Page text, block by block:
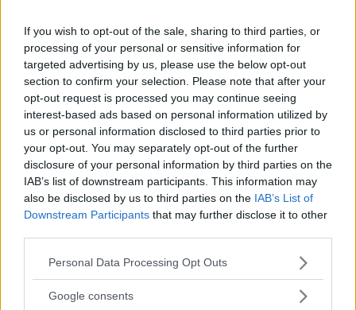
If you wish to opt-out of the sale, sharing to third parties, or
processing of your personal or sensitive information for
targeted advertising by us, please use the below opt-out
section to confirm your selection. Please note that after your
opt-out request is processed you may continue seeing
interest-based ads based on personal information utilized by
us or personal information disclosed to third parties prior to
your opt-out. You may separately opt-out of the further
disclosure of your personal information by third parties on the
IAB’s list of downstream participants. This information may
also be disclosed by us to third parties on the IAB’s List of
Downstream Participants that may further disclose it to other
Please note that this website/app uses one or more Google
not limited to your visit or usage behaviour. You may click to
Personal Data Processing Opt Outs
Google consents
Aumentano le adozioni di gatti neri,
merito del film Black Panther
Nessun eroe Marvel è perfetto, neppureThor
che è un dio e, in quanto tale, gode di vita
eterna; non solo i personaggi nata dal genio di
The Smilin’ – questo il soprannome di Lee –
hanno tutte connotazioni umane, ma hanno
anche, e soprattutto, delle storie; talvolta
tragiche, fatte di gelosie, di drammi familiari, di
turbe psichiche.